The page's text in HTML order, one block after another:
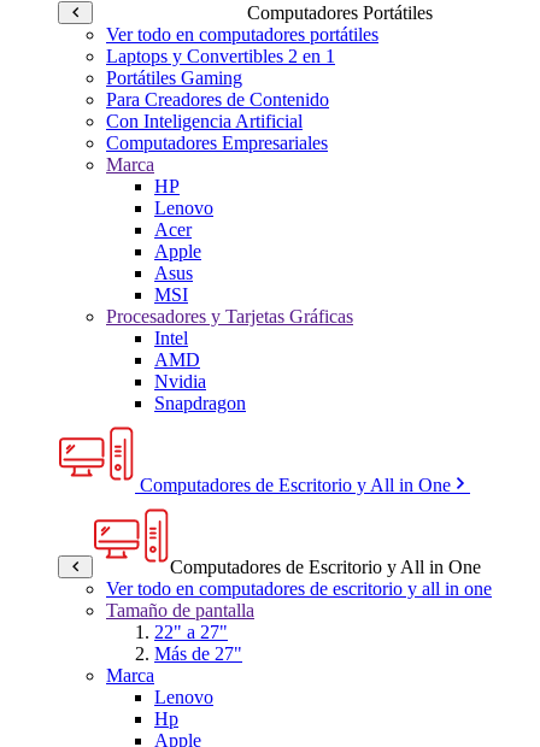
Computadores Portátiles
Ver todo en computadores portátiles
Laptops y Convertibles 2 en 1
Portátiles Gaming
Para Creadores de Contenido
Con Inteligencia Artificial
Computadores Empresariales
Marca
HP
Lenovo
Acer
Apple
Asus
MSI
Procesadores y Tarjetas Gráficas
Intel
AMD
Nvidia
Snapdragon
Computadores de Escritorio y All in One
Computadores de Escritorio y All in One
Ver todo en computadores de escritorio y all in one
Tamaño de pantalla
22" a 27"
Más de 27"
Marca
Lenovo
Hp
Apple